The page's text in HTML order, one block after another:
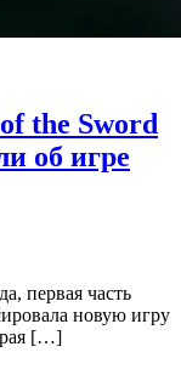
the Sword
об игре
первая часть
новую игру
[…]